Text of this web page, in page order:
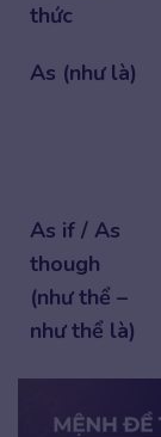
thức
As (như là)
As if / As
though
(như thể –
như thể là)